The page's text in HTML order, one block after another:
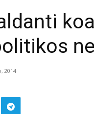
2014